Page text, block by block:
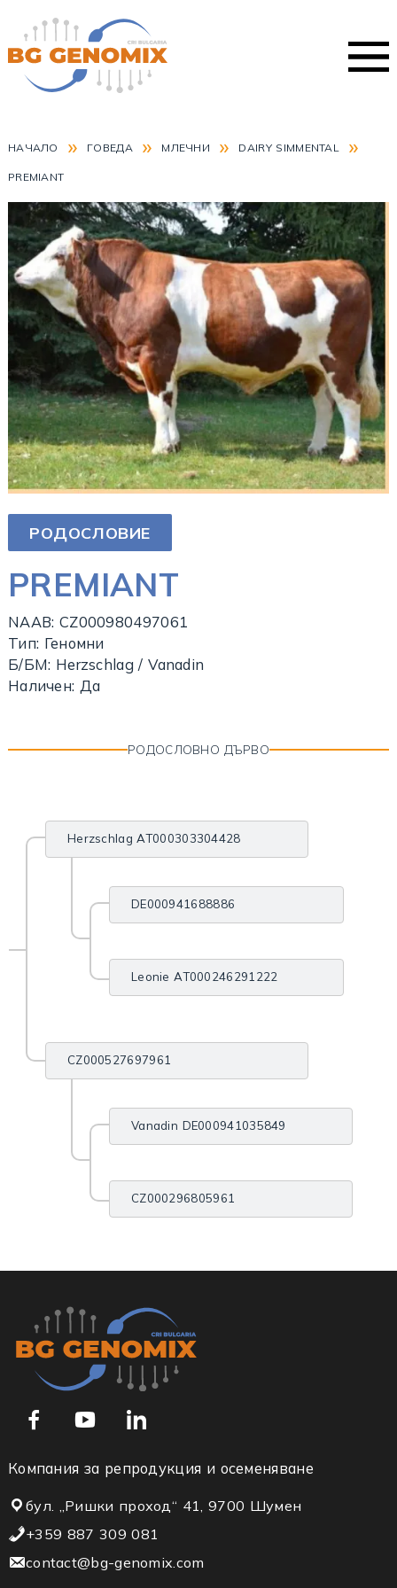
НАЧАЛО » ГОВЕДА » МЛЕЧНИ » DAIRY SIMMENTAL »
PREMIANT
РОДОСЛОВИЕ
PREMIANT
NAAB: CZ000980497061
Тип: Геномни
Б/БМ: Herzschlag / Vanadin
Наличен: Да
РОДОСЛОВНО ДЪРВО
Herzschlag AT000303304428
DE000941688886
Leonie AT000246291222
CZ000527697961
Vanadin DE000941035849
CZ000296805961
Компания за репродукция и осеменяване
бул. „Ришки проход“ 41, 9700 Шумен
+359 887 309 081
contact@bg-genomix.com